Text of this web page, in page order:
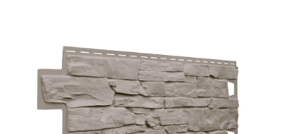
ОГНЕЗАЩИТА, МАТЫ
ФАСАД
СТРОИТЕЛЬНАЯ ХИМИЯ
КРЕПЕЖИ